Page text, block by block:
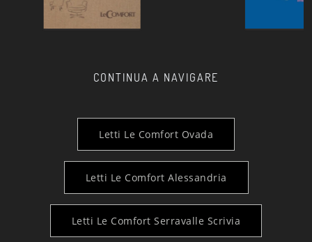
CONTINUA A NAVIGARE
Letti Le Comfort Ovada
Letti Le Comfort Alessandria
Letti Le Comfort Serravalle Scrivia